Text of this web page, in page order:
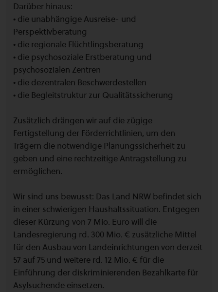
Darüber hinaus:
• die unabhängige Ausreise- und
Perspektivberatung
• die regionale Flüchtlingsberatung
• die psychosoziale Erstberatung und
psychosozialen Zentren
• die dezentralen Beschwerdestellen
• die Begleitstruktur zur Qualitätssicherung
Zusätzlich drängen wir auf die zügige
Fertigstellung der Förderrichtlinien, um den
Trägern die notwendige Planungssicherheit zu
geben und eine rechtzeitige Antragstellung zu
ermöglichen.
Wir sind uns bewusst: Das Land NRW befindet sich
in einer schwierigen Haushaltssituation. Entgegen
dieser Kürzung von 7 Mio. Euro will die
Landesregierung rd. 300 Mio. € zusätzliche Mittel
für den Ausbau von Landeinrichtungen von derzeit
57 auf 75 und weitere rd. 12 Mio. € für die
Einführung der diskriminierenden Bezahlkarte für
Asylsuchende einsetzen.